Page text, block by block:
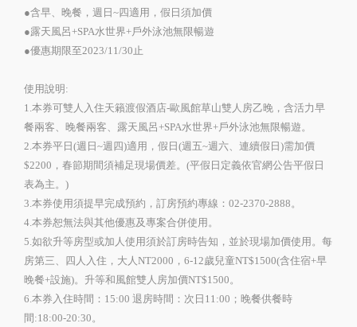
●含早、晚餐，週日~四適用，假日須加價
●露天風呂+SPA水世界+戶外泳池無限暢遊
●優惠期限至2023/11/30止
使用說明:
1.本券可雙人入住天籟渡假酒店-歐風館草山雙人房乙晚，含活力早
餐兩客、晚餐兩客、露天風呂+SPA水世界+戶外泳池無限暢遊。
2.本券平日(週日~週四)適用，假日(週五~週六、連續假日)需加價
$2200，春節期間須補足現場價差。(平假日定義依官網公告平假日
表為主。)
3.本券使用須提早完成預約，訂房預約專線：02-2370-2888。
4.本券恕無法與其他優惠及專案合併使用。
5.如欲升等房型或加人使用須於訂房時告知，並於現場加價使用。每
房第三、四人入住，大人NT2000，6-12歲兒童NT$1500(含住宿+早
晚餐+設施)。升等和風館雙人房加價NT$1500。
6.本券入住時間：15:00 退房時間：次日11:00；晚餐供餐時
間:18:00-20:30。